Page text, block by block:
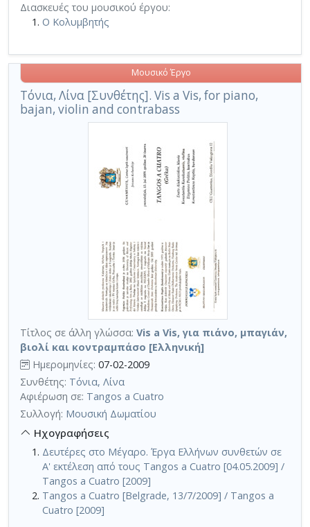
Διασκευές του μουσικού έργου:
Ο Κολυμβητής
Τόνια, Λίνα [Συνθέτης]. Vis a Vis, for piano,
bajan, violin and contrabass
Μουσικό Έργο
Τίτλος σε άλλη γλώσσα: Vis a Vis, για πιάνο, μπαγιάν,
βιολί και κοντραμπάσο [Ελληνική]
Ημερομηνίες: 07-02-2009
Συνθέτης: Τόνια, Λίνα
Αφιέρωση σε: Tangos a Cuatro
Συλλογή: Μουσική Δωματίου
Ηχογραφήσεις
Δευτέρες στο Μέγαρο. Έργα Ελλήνων συνθετών σε
Α' εκτέλεση από τους Tangos a Cuatro [04.05.2009] /
Tangos a Cuatro [2009]
Tangos a Cuatro [Belgrade, 13/7/2009] / Tangos a
Cuatro [2009]